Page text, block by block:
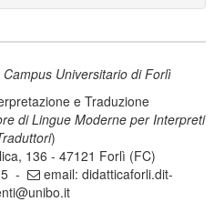
Universitario di Forlì
e Traduzione
di Lingue Moderne per Interpreti
)
136 - 47121 Forlì (FC)
-
email: didatticaforli.dit-